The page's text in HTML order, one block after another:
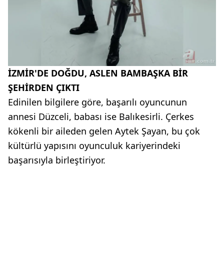
İZMİR'DE DOĞDU, ASLEN BAMBAŞKA BİR
ŞEHİRDEN ÇIKTI
Edinilen bilgilere göre, başarılı oyuncunun
annesi Düzceli, babası ise Balıkesirli. Çerkes
kökenli bir aileden gelen Aytek Şayan, bu çok
kültürlü yapısını oyunculuk kariyerindeki
başarısıyla birleştiriyor.